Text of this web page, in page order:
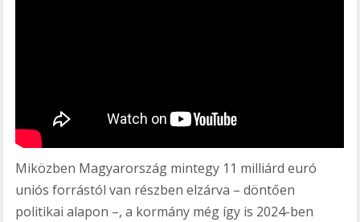
Miközben Magyarország mintegy 11 milliárd euró
uniós forrástól van részben elzárva – döntően
politikai alapon –, a kormány még így is 2024-ben